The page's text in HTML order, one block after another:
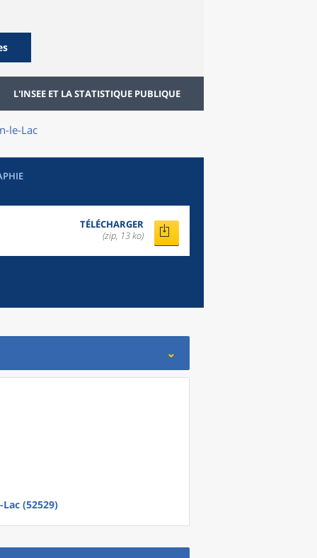
L'INSEE ET LA STATISTIQUE PUBLIQUE
le-Lac
TÉLÉCHARGER
(zip, 13 ko)
(52529)